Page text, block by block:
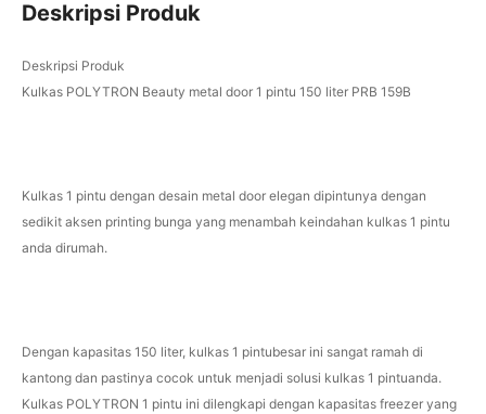
Deskripsi Produk
Deskripsi Produk
Kulkas POLYTRON Beauty metal door 1 pintu 150 liter PRB 159B
Kulkas 1 pintu dengan desain metal door elegan dipintunya dengan
sedikit aksen printing bunga yang menambah keindahan kulkas 1 pintu
anda dirumah.
Dengan kapasitas 150 liter, kulkas 1 pintubesar ini sangat ramah di
kantong dan pastinya cocok untuk menjadi solusi kulkas 1 pintuanda.
Kulkas POLYTRON 1 pintu ini dilengkapi dengan kapasitas freezer yang